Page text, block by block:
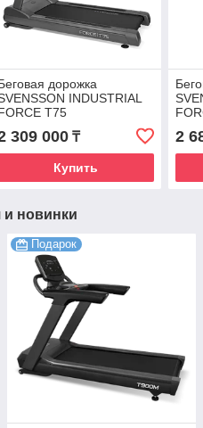
дорожка
INDUSTRIAL
T75
309 000₸
Купить
2
новинки
Подарок